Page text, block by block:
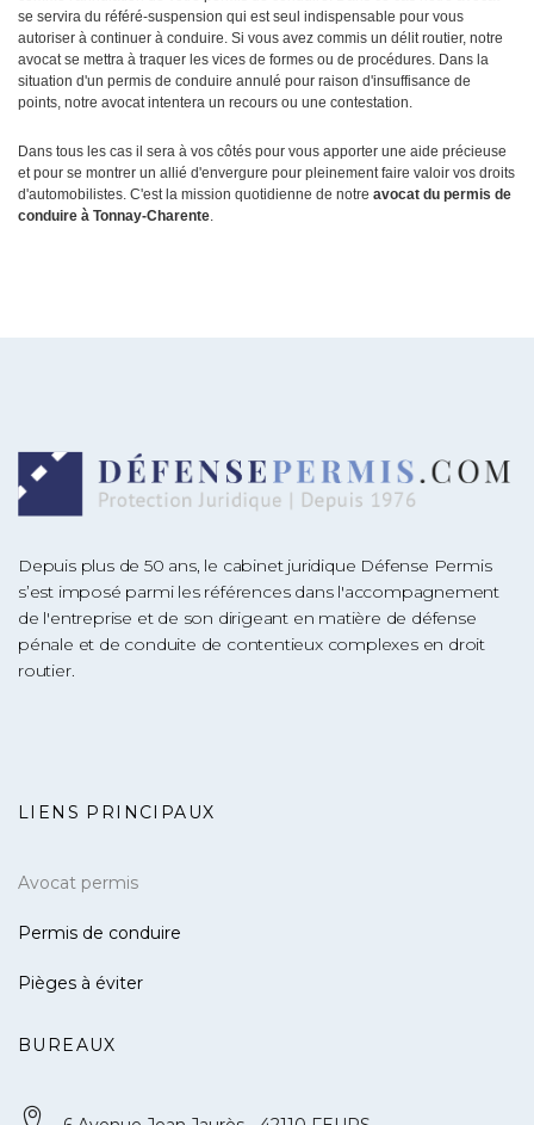
se servira du référé-suspension qui est seul indispensable pour vous
autoriser à continuer à conduire. Si vous avez commis un délit routier, notre
avocat se mettra à traquer les vices de formes ou de procédures. Dans la
situation d'un permis de conduire annulé pour raison d'insuffisance de
points, notre avocat intentera un recours ou une contestation.
Dans tous les cas il sera à vos côtés pour vous apporter une aide précieuse
et pour se montrer un allié d'envergure pour pleinement faire valoir vos droits
d'automobilistes. C'est la mission quotidienne de notre avocat du permis de
conduire à Tonnay-Charente.
Depuis plus de 50 ans, le cabinet juridique Défense Permis
s’est imposé parmi les références dans l'accompagnement
de l'entreprise et de son dirigeant en matière de défense
pénale et de conduite de contentieux complexes en droit
routier.
LIENS PRINCIPAUX
Avocat permis
Permis de conduire
Pièges à éviter
BUREAUX